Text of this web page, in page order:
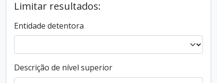
Limitar resultados:
Entidade detentora
Descrição de nível superior